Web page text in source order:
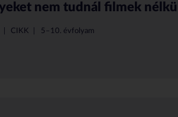
nem tudnál filmek nélkül
CIKK 5–10. évfolyam